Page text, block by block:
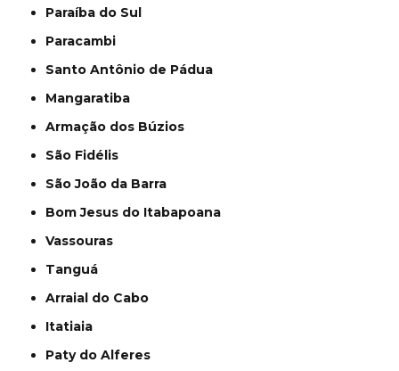
Paraíba do Sul
Paracambi
Santo Antônio de Pádua
Mangaratiba
Armação dos Búzios
São Fidélis
São João da Barra
Bom Jesus do Itabapoana
Vassouras
Tanguá
Arraial do Cabo
Itatiaia
Paty do Alferes